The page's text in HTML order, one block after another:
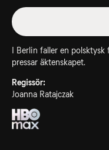
I Berlin faller en
pressar äktenskapet.
Regissör:
Joanna Ratajczak